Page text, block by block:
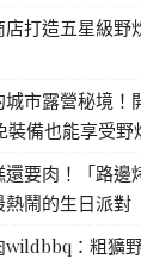
打造五星級野
城市露營秘境
備也能享受野
要肉！「路邊
鬧的生日派對
：粗獷